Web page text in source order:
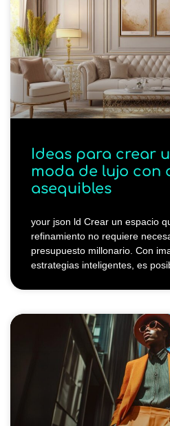
Ideas para crear
moda de lujo con
asequibles
your json ld Crear un espacio
refinamiento no requiere
presupuesto millonario. Con
estrategias inteligentes, es